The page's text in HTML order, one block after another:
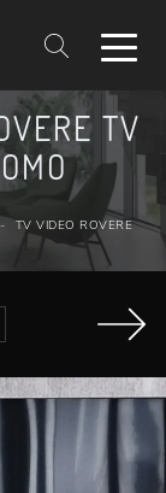
TV
- TV VIDEO ROVERE